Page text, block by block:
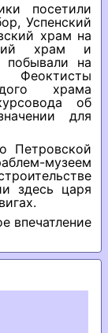
посетили
Успенский
храм на
храм и
побывали на
Феоктисты
храма
об
для
Петровской
музеем
здесь царя
впечатление